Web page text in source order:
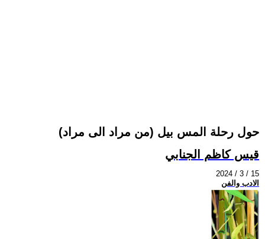
حول رحلة المس بيل (من مراد الى مراد)
قيس كاظم الجنابي
2024 / 3 / 15
الادب والفن